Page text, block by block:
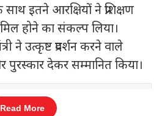
इतने आरक्षियों ने प्रशिक्षण
होने का संकल्प लिया।
ने उत्कृष्ट प्रदर्शन करने वाले
पुरस्कार देकर सम्मानित किया।
Read More